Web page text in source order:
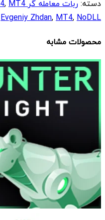
دسته:ربات معامله گر MT4 ,MT4
Evgeniy Zhdan,MT4,NoDLL
محصولات مشابه